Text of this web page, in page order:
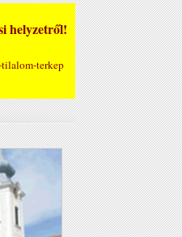
helyzetről!
terkep